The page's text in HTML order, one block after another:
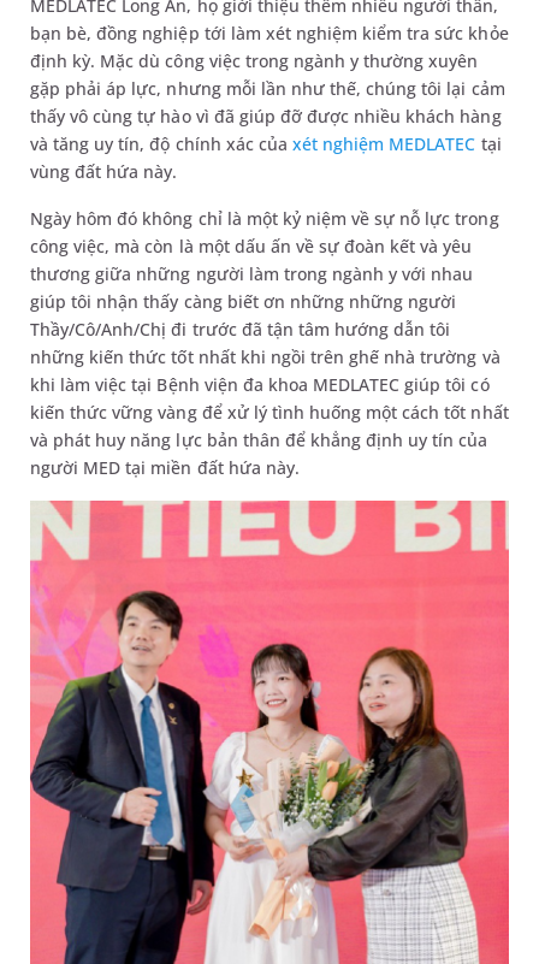
MEDLATEC Long An, họ giới thiệu thêm nhiều người thân,
bạn bè, đồng nghiệp tới làm xét nghiệm kiểm tra sức khỏe
định kỳ. Mặc dù công việc trong ngành y thường xuyên
gặp phải áp lực, nhưng mỗi lần như thế, chúng tôi lại cảm
thấy vô cùng tự hào vì đã giúp đỡ được nhiều khách hàng
và tăng uy tín, độ chính xác của xét nghiệm MEDLATEC tại
vùng đất hứa này.
Ngày hôm đó không chỉ là một kỷ niệm về sự nỗ lực trong
công việc, mà còn là một dấu ấn về sự đoàn kết và yêu
thương giữa những người làm trong ngành y với nhau
giúp tôi nhận thấy càng biết ơn những những người
Thầy/Cô/Anh/Chị đi trước đã tận tâm hướng dẫn tôi
những kiến thức tốt nhất khi ngồi trên ghế nhà trường và
khi làm việc tại Bệnh viện đa khoa MEDLATEC giúp tôi có
kiến thức vững vàng để xử lý tình huống một cách tốt nhất
và phát huy năng lực bản thân để khẳng định uy tín của
người MED tại miền đất hứa này.